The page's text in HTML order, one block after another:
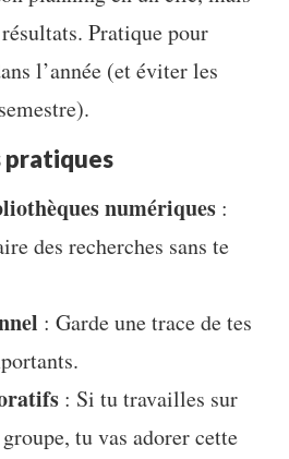
Pratique pour
l’année (et éviter les
pratiques
numériques :
des recherches sans te
: Garde une trace de tes
: Si tu travailles sur
tu vas adorer cette